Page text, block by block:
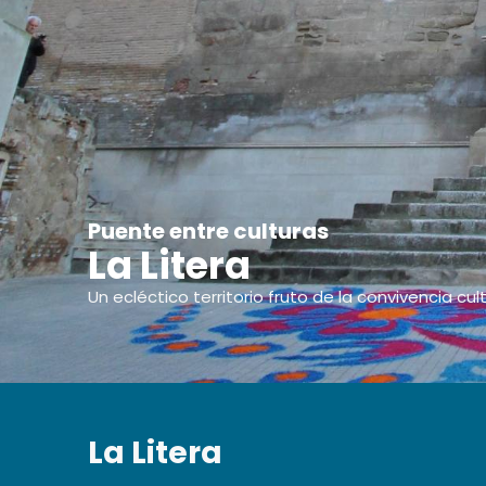
Puente entre culturas
La Litera
Un ecléctico territorio fruto de la convivencia
La Litera